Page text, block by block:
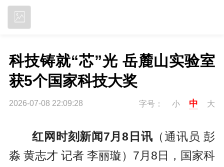
科技铸就“芯”光 岳麓山实验室
获5个国家科技大奖
2026-07-08 22:09:28 字号： 小 中 大
红网时刻新闻7月8日讯 （通讯员 彭
淼 黄志才 记者 李丽璇）7月8日，国家科